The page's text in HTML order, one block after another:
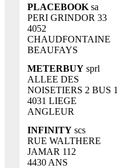
PLACEBOOK sa
PERI GRINDOR 33
4052
CHAUDFONTAINE
BEAUFAYS
METERBUY sprl
ALLEE DES
NOISETIERS 2 BUS 1
4031 LIEGE
ANGLEUR
INFINITY scs
RUE WALTHERE
JAMAR 112
4430 ANS